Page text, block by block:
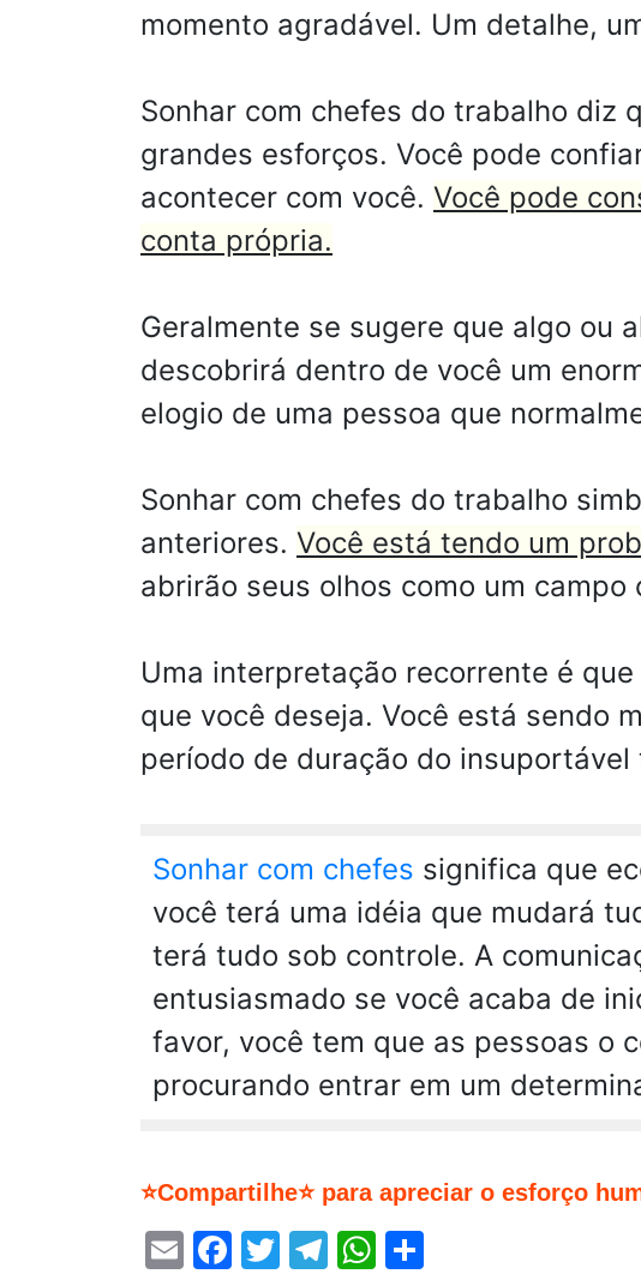
momento agradável. Um detalhe,
Sonhar com chefes do trabalho diz
grandes esforços. Você pode
acontecer com você. Você pode
conta própria.
Geralmente se sugere que algo ou
descobrirá dentro de você um
elogio de uma pessoa que
Sonhar com chefes do trabalho
anteriores. Você está tendo um
abrirão seus olhos como um
Uma interpretação recorrente é
que você deseja. Você está sendo
período de duração do insuportável
Sonhar com chefes significa que
você terá uma idéia que mudará
terá tudo sob controle. A
entusiasmado se você acaba de
favor, você tem que as pessoas o
procurando entrar em um
⭐Compartilhe⭐ para apreciar o esforço
EmailFacebook
Twitter
Telegram
WhatsApp